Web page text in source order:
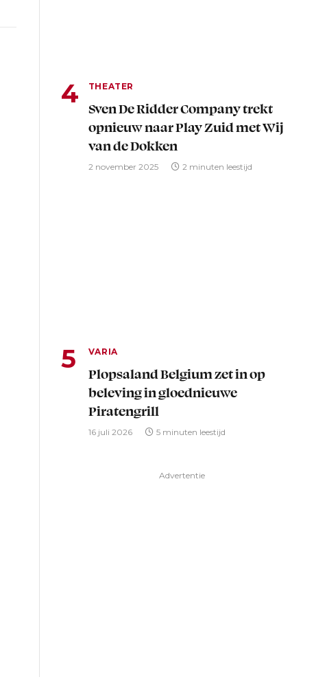
THEATER
Sven De Ridder Company trekt
opnieuw naar Play Zuid met Wij
van de Dokken
2 november 2025 2 minuten leestijd
VARIA
Plopsaland Belgium zet in op
beleving in gloednieuwe
Piratengrill
16 juli 2026 5 minuten leestijd
Advertentie